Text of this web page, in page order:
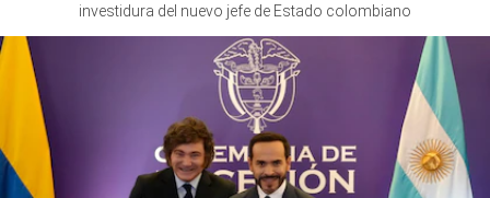
investidura del nuevo jefe de Estado colombiano